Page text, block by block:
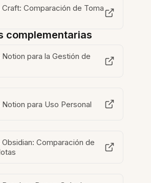
Comparación de Toma
complementarias
para la Gestión de
para Uso Personal
Comparación de